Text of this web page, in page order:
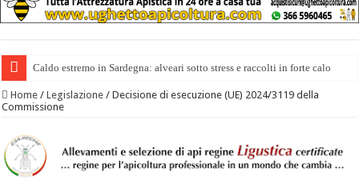
Caldo estremo in Sardegna: alveari sotto stress e raccolti in forte calo
Home / Legislazione / Decisione di esecuzione (UE) 2024/3119 della
Commissione